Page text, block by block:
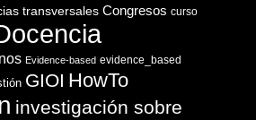
transversales Congresos curso
Evidence-based evidence_based
GIOI HowTo
investigación sobre